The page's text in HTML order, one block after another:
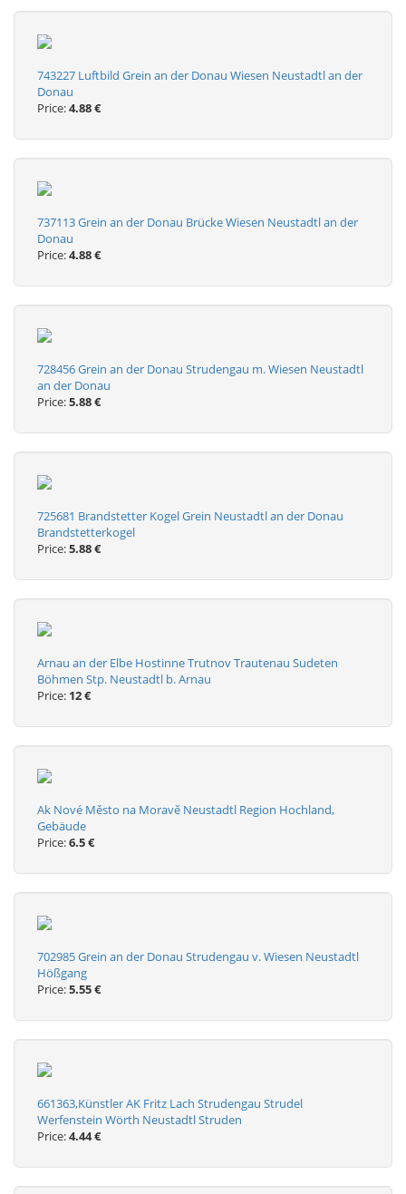
743227 Luftbild Grein an der Donau Wiesen Neustadtl an der
Donau
Price:4.88 €
737113 Grein an der Donau Brücke Wiesen Neustadtl an der
Donau
Price:4.88 €
728456 Grein an der Donau Strudengau m. Wiesen Neustadtl
an der Donau
Price:5.88 €
725681 Brandstetter Kogel Grein Neustadtl an der Donau
Brandstetterkogel
Price:5.88 €
Arnau an der Elbe Hostinne Trutnov Trautenau Sudeten
Böhmen Stp. Neustadtl b. Arnau
Price: 12 €
Ak Nové Město na Moravě Neustadtl Region Hochland,
Gebäude
Price:6.5 €
702985 Grein an der Donau Strudengau v. Wiesen Neustadtl
Hößgang
Price:5.55 €
661363,Künstler AK Fritz Lach Strudengau Strudel
Werfenstein Wörth Neustadtl Struden
Price:4.44 €